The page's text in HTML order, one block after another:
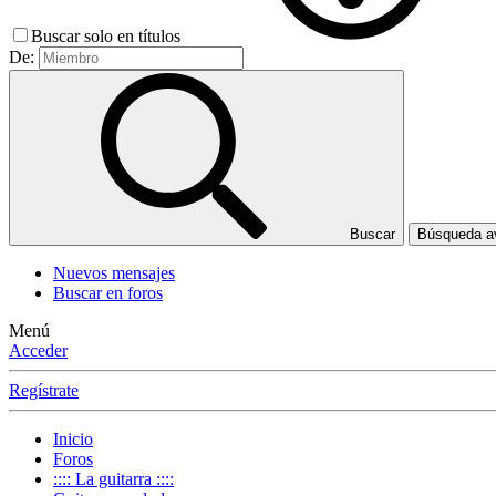
Buscar solo en títulos
De:
Buscar Búsqueda
Nuevos mensajes
Buscar en foros
Menú
Acceder
Regístrate
Inicio
Foros
:::: La guitarra ::::